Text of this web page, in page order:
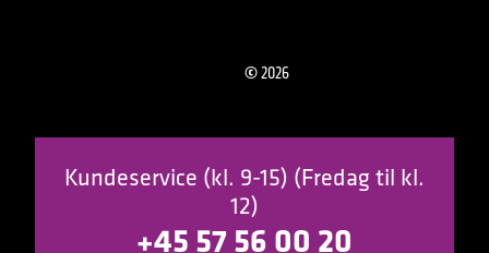
©2026
Kundeservice (kl. 9-15) (Fredag til kl.
12)
+45 57 56 00 20